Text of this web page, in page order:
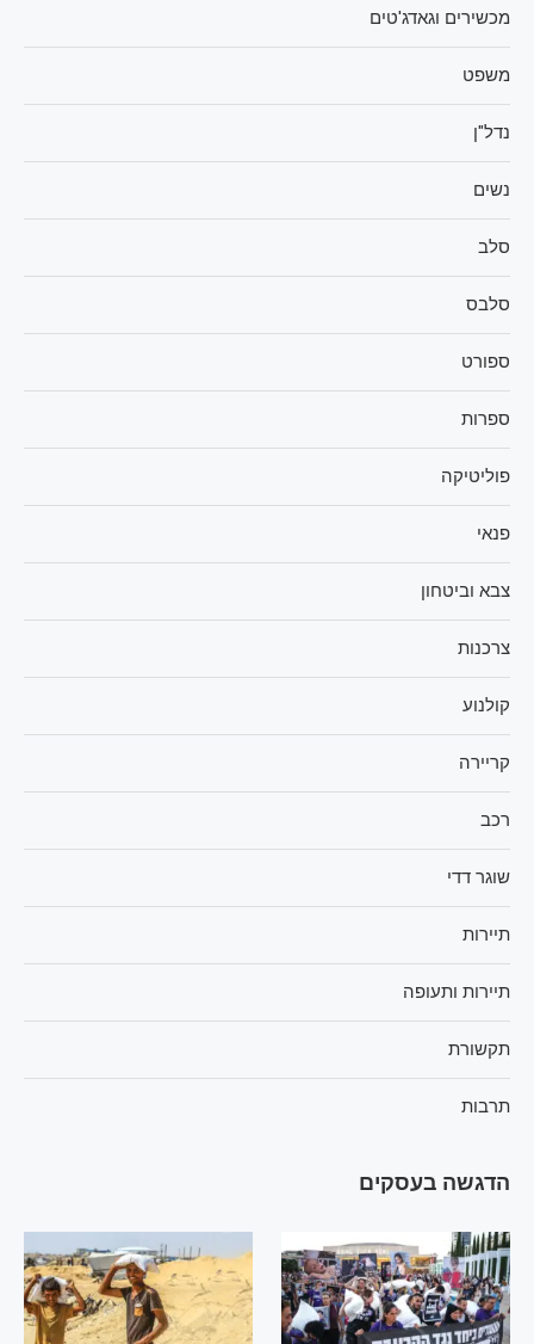
מכשירים וגאדג'טים
משפט
נדל"ן
נשים
סלב
סלבס
ספורט
ספרות
פוליטיקה
פנאי
צבא וביטחון
צרכנות
קולנוע
קריירה
רכב
שוגר דדי
תיירות
תיירות ותעופה
תקשורת
תרבות
הדגשה בעסקים